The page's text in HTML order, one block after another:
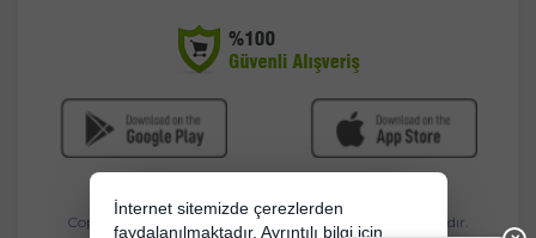
Copyright 2026 mandasgroup.com - Tüm hakları saklıdır.
İnternet sitemizde çerezlerden
faydalanılmaktadır. Ayrıntılı bilgi için